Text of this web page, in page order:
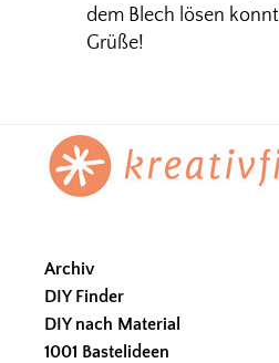
dem Blech lösen
Grüße!
Footer
Archiv
DIY Finder
DIY nach Material
1001 Bastelideen